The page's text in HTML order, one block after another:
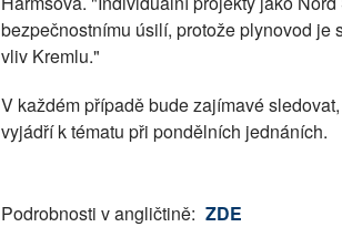
bezpečnostnímu úsilí, protože plynovod je
vliv Kremlu."
V každém případě bude zajímavé
vyjádří k tématu při pondělních jednáních.
Podrobnosti v angličtině: ZDE